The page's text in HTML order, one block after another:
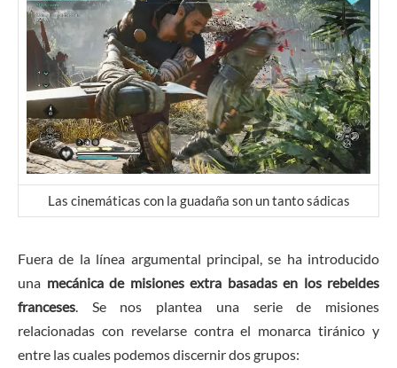
Las cinemáticas con la guadaña son un tanto sádicas
Fuera de la línea argumental principal, se ha introducido
una mecánica de misiones extra basadas en los rebeldes
franceses. Se nos plantea una serie de misiones
relacionadas con revelarse contra el monarca tiránico y
entre las cuales podemos discernir dos grupos: